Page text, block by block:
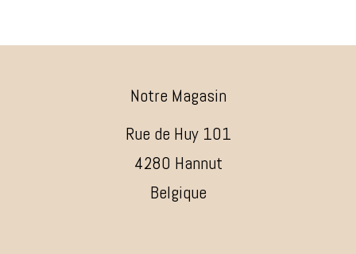
Notre Magasin
Rue de Huy 101
4280 Hannut
Belgique